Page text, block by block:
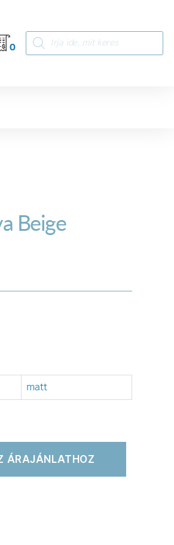
0
Beige
matt
ÁRAJÁNLATHOZ